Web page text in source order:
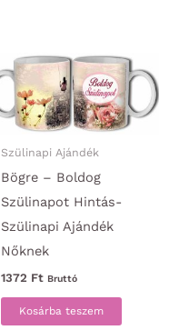
Szülinapi Ajándék
Bögre – Boldog
Szülinapot Hintás-
Szülinapi Ajándék
Nőknek
1372 Ft Bruttó
Kosárba teszem